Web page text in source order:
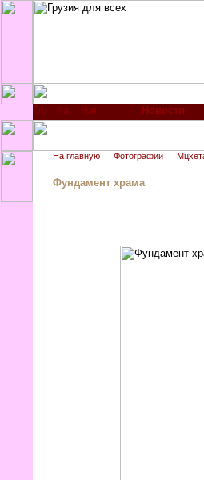
Новости
На главную Фотографии
Фундамент храма